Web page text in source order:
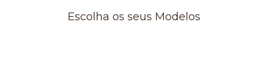
Escolha os seus Modelos